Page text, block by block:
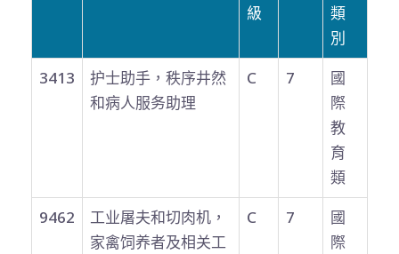
級
類
別
3413
护士助手，秩序井然
和病人服务助理
C 7
國
際
教
育
類
9462
工业屠夫和切肉机，
家禽饲养者及相关工
C 7
國
際